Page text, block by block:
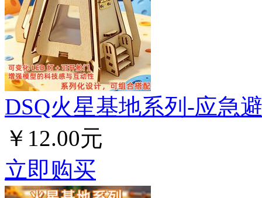
DSQ火星基地系列-应急
￥12.00元
立即购买